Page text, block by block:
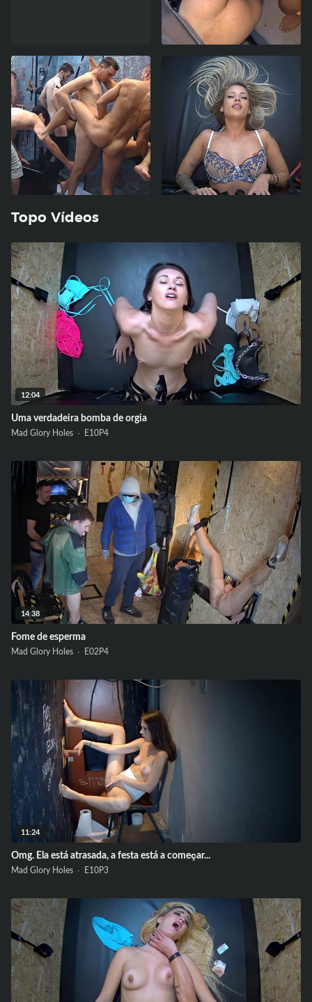
Topo Vídeos
12:04
Uma verdadeira bomba de orgia
Mad Glory Holes · E10P4
14:38
Fome de esperma
Mad Glory Holes · E02P4
11:24
Omg. Ela está atrasada, a festa está a começar...
Mad Glory Holes · E10P3